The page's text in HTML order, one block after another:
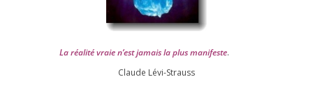
La réa­lité vraie n’est jamais la plus mani­feste.
Claude Lévi-Strauss